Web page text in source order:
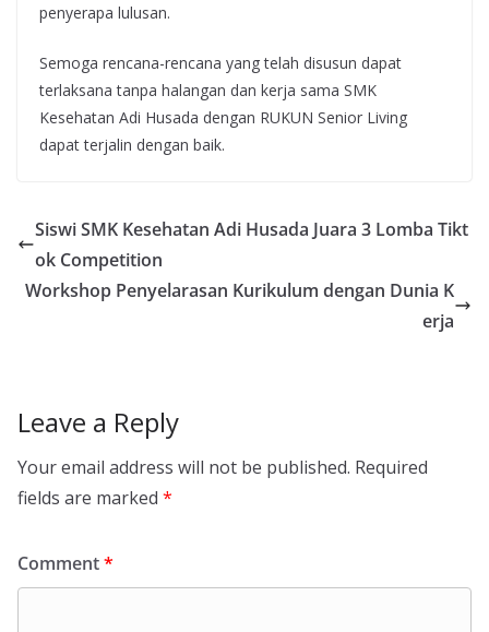
penyerapa lulusan.
Semoga rencana-rencana yang telah disusun dapat
terlaksana tanpa halangan dan kerja sama SMK
Kesehatan Adi Husada dengan RUKUN Senior Living
dapat terjalin dengan baik.
Siswi SMK Kesehatan Adi Husada Juara 3 Lomba Tikt
ok Competition
Workshop Penyelarasan Kurikulum dengan Dunia K
erja
Leave a Reply
Your email address will not be published. Required
fields are marked *
Comment*